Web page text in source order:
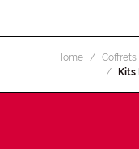
Home Coffrets
Kits